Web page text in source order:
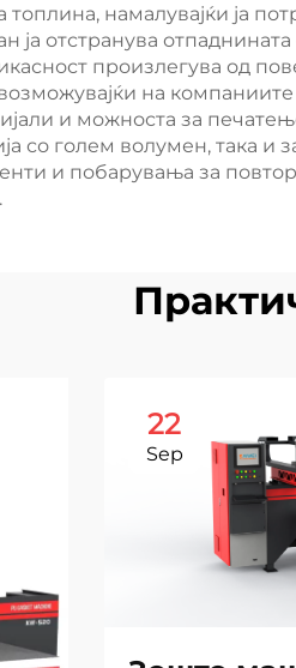
намалувајќи ја
ја отстранува
произлегува од
на
и можноста за
со голем волумен, така и
и побарувања за
22
Sep